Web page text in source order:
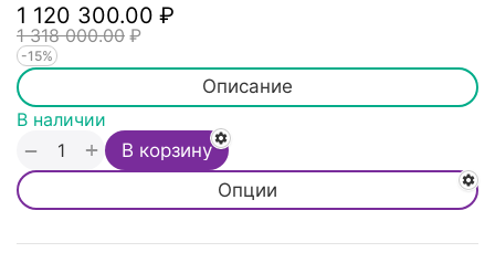
1 120 300.00 ₽
1 318 000.00 ₽
-15%
Описание
Опции
В наличии
+
− В корзину